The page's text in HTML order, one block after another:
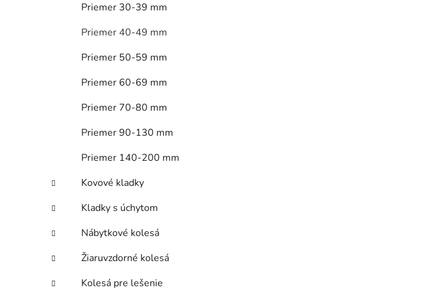
Priemer 30-39 mm
Priemer 40-49 mm
Priemer 50-59 mm
Priemer 60-69 mm
Priemer 70-80 mm
Priemer 90-130 mm
Priemer 140-200 mm
Kovové kladky
Kladky s úchytom
Nábytkové kolesá
Žiaruvzdorné kolesá
Kolesá pre lešenie